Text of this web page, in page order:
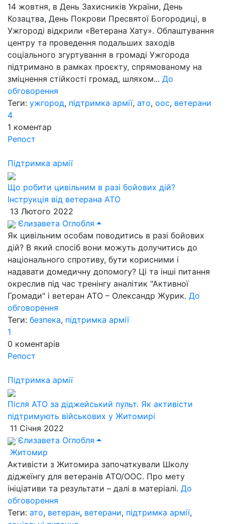
14 жовтня, в День Захисників України, День
Козацтва, День Покрови Пресвятої Богородиці, в
Ужгороді відкрили «Ветерана Хату». Облаштування
центру та проведення подальших заходів
соціального згуртування в громаді Ужгорода
підтримано в рамках проєкту, спрямованому на
зміцнення стійкості громад, шляхом... До
обговорення
Теги: ужгород, підтримка армії, ато, оос, ветерани
4
1 коментар
Репост
Підтримка армії
Що робити цивільним в разі бойових дій?
Інструкція від ветерана АТО
13 Лютого 2022
Єлизавета Оглобля
Як цивільним особам поводитись в разі бойових
дій? В який спосіб вони можуть долучитись до
національного спротиву, бути корисними і
надавати домедичну допомогу? Ці та інші питання
окреслив під час тренінгу аналітик "Активної
Громади" і ветеран АТО – Олександр Журик. До
обговорення
Теги: безпека, підтримка армії
1
0 коментарів
Репост
Підтримка армії
Після АТО за діджейський пульт. Як активісти
підтримують військових у Житомирі
11 Січня 2022
Єлизавета Оглобля
Житомир
Активісти з Житомира започаткували Школу
діджеїнгу для ветеранів АТО/ООС. Про мету
ініціативи та результати – далі в матеріалі. До
обговорення
Теги: ато, ветеран, ветерани, підтримка армії,